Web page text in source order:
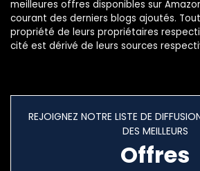
meilleures offres disponibles sur
courant des derniers blogs ajoutés.
propriété de leurs propriétaires
cité est dérivé de leurs sources
REJOIGNEZ NOTRE LISTE DE
DES MEILLEURS
Offres